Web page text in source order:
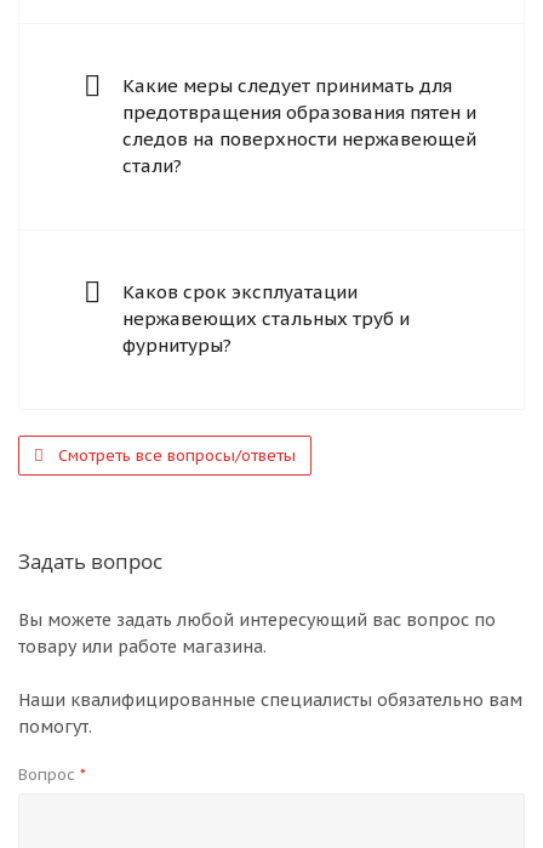
Какие меры следует принимать для
предотвращения образования пятен и
следов на поверхности нержавеющей
стали?
Каков срок эксплуатации
нержавеющих стальных труб и
фурнитуры?
Смотреть все вопросы/ответы
Задать вопрос
Вы можете задать любой интересующий вас вопрос по
товару или работе магазина.
Наши квалифицированные специалисты обязательно вам
помогут.
Вопрос *